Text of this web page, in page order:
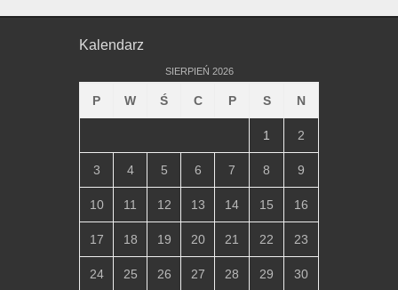
Kalendarz
SIERPIEŃ 2026
P W Ś C P S N
1 2
3 4 5 6 7 8 9
10 11 12 13 14 15 16
17 18 19 20 21 22 23
24 25 26 27 28 29 30